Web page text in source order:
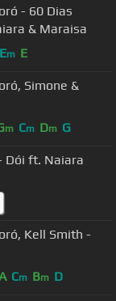
- 60 Dias
& Maraisa
Em E
Simone &
m Cm Dm G
Dói ft. Naiara
Kell Smith -
Cm Bm D